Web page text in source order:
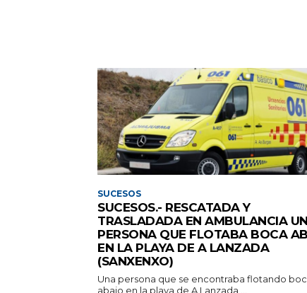
SUCESOS
SUCESOS.- RESCATADA Y
TRASLADADA EN AMBULANCIA
PERSONA QUE FLOTABA BOCA
EN LA PLAYA DE A LANZADA
(SANXENXO)
Una persona que se encontraba flotando
abajo en la playa de A Lanzada,...